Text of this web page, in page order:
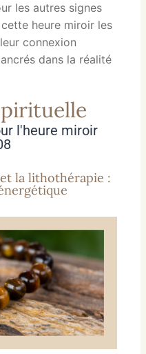
les autres signes
cette heure miroir les
connexion
dans la réalité
l'heure miroir
la lithothérapie :